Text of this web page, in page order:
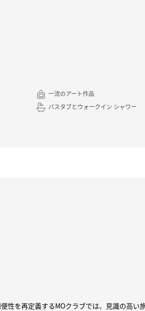
一流のアート作品
バスタブとウォークイン シャワー
性を再定義するMOクラブでは、見識の高い